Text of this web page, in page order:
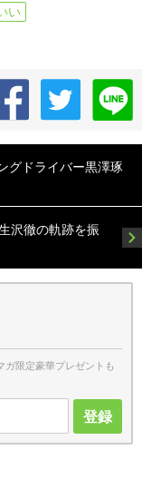
い
グドライバー黒澤琢
沢徹の軌跡を振
ガ限定豪華プレゼントも
登録